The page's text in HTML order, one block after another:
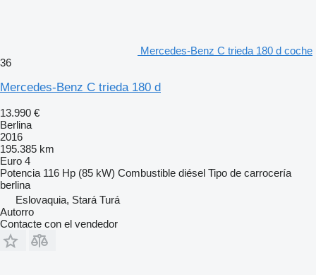
Mercedes-Benz C trieda 180 d coche
36
Mercedes-Benz C trieda 180 d
13.990 €
Berlina
2016
195.385 km
Euro 4
Potencia 116 Hp (85 kW) Combustible diésel Tipo de carrocería
berlina
Eslovaquia, Stará Turá
Autorro
Contacte con el vendedor